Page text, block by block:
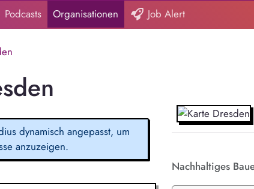
Podcasts Organisationen Job Alert
dynamisch angepasst, um
anzuzeigen.
Nachhaltiges